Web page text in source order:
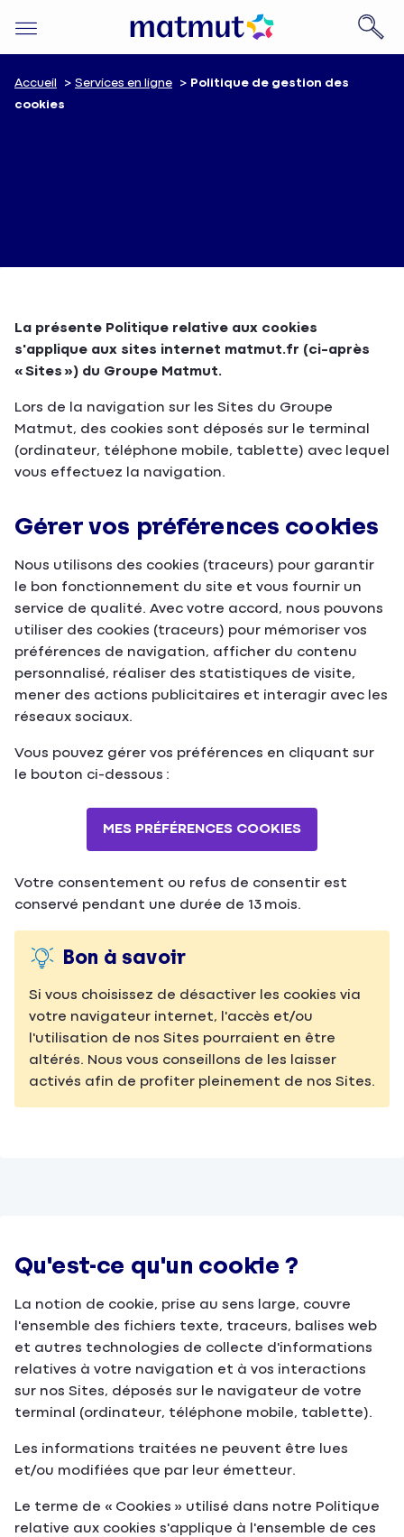
Accueil Services en ligne
Politique de gestion des
cookies
La présente Politique relative aux cookies
s'applique aux sites internet matmut.fr (ci-après
« Sites ») du Groupe Matmut.
Lors de la navigation sur les Sites du Groupe
Matmut, des cookies sont déposés sur le terminal
(ordinateur, téléphone mobile, tablette) avec lequel
vous effectuez la navigation.
Gérer vos préférences cookies
Nous utilisons des cookies (traceurs) pour garantir
le bon fonctionnement du site et vous fournir un
service de qualité. Avec votre accord, nous pouvons
utiliser des cookies (traceurs) pour mémoriser vos
préférences de navigation, afficher du contenu
personnalisé, réaliser des statistiques de visite,
mener des actions publicitaires et interagir avec les
réseaux sociaux.
Vous pouvez gérer vos préférences en cliquant sur
le bouton ci-dessous :
MES PRÉFÉRENCES COOKIES
Votre consentement ou refus de consentir est
conservé pendant une durée de 13 mois.
Bon à savoir
Si vous choisissez de désactiver les cookies via
votre navigateur internet, l'accès et/ou
l'utilisation de nos Sites pourraient en être
altérés. Nous vous conseillons de les laisser
activés afin de profiter pleinement de nos Sites.
Qu'est-ce qu'un cookie ?
La notion de cookie, prise au sens large, couvre
l'ensemble des fichiers texte, traceurs, balises web
et autres technologies de collecte d'informations
relatives à votre navigation et à vos interactions
sur nos Sites, déposés sur le navigateur de votre
terminal (ordinateur, téléphone mobile, tablette).
Les informations traitées ne peuvent être lues
et/ou modifiées que par leur émetteur.
Le terme de « Cookies » utilisé dans notre Politique
relative aux cookies s'applique à l'ensemble de ces